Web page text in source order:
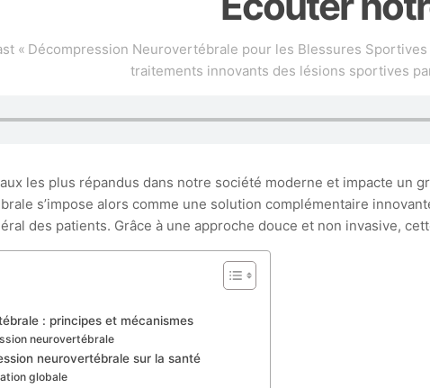
« Décompression Neurovertébrale pour les Blessures
traitements innovants des lésions sportives
les plus répandus dans notre société moderne et impacte
s’impose alors comme une solution complémentaire
des patients. Grâce à une approche douce et non invasive,
: principes et mécanismes
neurovertébrale
neurovertébrale sur la santé
globale